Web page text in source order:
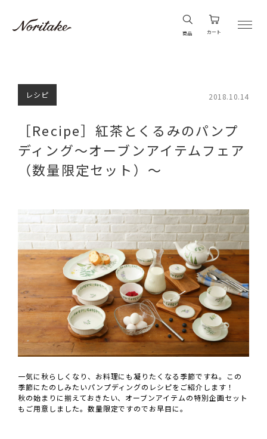
商品 カート
レシピ 2018.10.14
［Recipe］紅茶とくるみのパンプ
ディング～オーブンアイテムフェア
（数量限定セット）～
一気に秋らしくなり、お料理にも凝りたくなる季節ですね。この
季節にたのしみたいパンプディングのレシピをご紹介します！
秋の始まりに揃えておきたい、オーブンアイテムの特別企画セット
もご用意しました。数量限定ですのでお早目に。